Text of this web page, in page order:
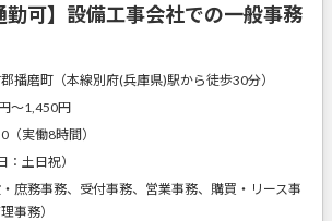
勤可】設備工事会社での一般事務
播磨町（本線別府(兵庫県)駅から徒歩30分）
〜1,450円
（実働8時間）
：土日祝）
庶務事務、受付事務、営業事務、購買・リース事
事務）